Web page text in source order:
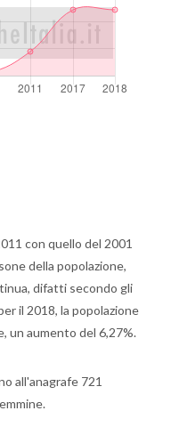
con quello del 2001
della popolazione,
difatti secondo gli
il 2018, la popolazione
un aumento del 6,27%.
all'anagrafe 721